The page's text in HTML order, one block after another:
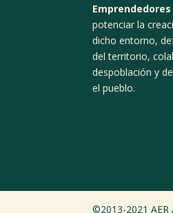
potenciar la
dicho entorno,
del territorio,
despoblación y
el pueblo.
©2013-2021 AER